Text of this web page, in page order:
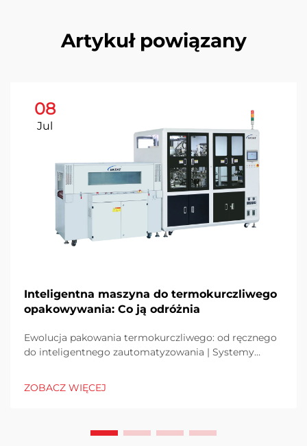
Artykuł powiązany
08
Jul
Inteligentna maszyna do termokurczliwego
opakowywania: Co ją odróżnia
Ewolucja pakowania termokurczliwego: od ręcznego
do inteligentnego zautomatyzowania | Systemy
ręcznie, ponieważ była to metoda prosta i nie
ZOBACZ WIĘCEJ